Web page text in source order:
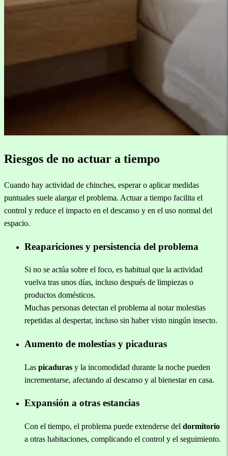
Riesgos de no actuar a tiempo
Cuando hay actividad de chinches, esperar o aplicar medidas
puntuales suele alargar el problema. Actuar a tiempo facilita el
control y reduce el impacto en el descanso y en el uso normal del
espacio.
Reapariciones y persistencia del problema
Si no se actúa sobre el foco, es habitual que la actividad
vuelva tras unos días, incluso después de limpiezas o
productos domésticos.
Muchas personas detectan el problema al notar molestias
repetidas al despertar, incluso sin haber visto ningún insecto.
Aumento de molestias y picaduras
Las picaduras y la incomodidad durante la noche pueden
incrementarse, afectando al descanso y al bienestar en casa.
Expansión a otras estancias
Con el tiempo, el problema puede extenderse del dormitorio
a otras habitaciones, complicando el control y el seguimiento.